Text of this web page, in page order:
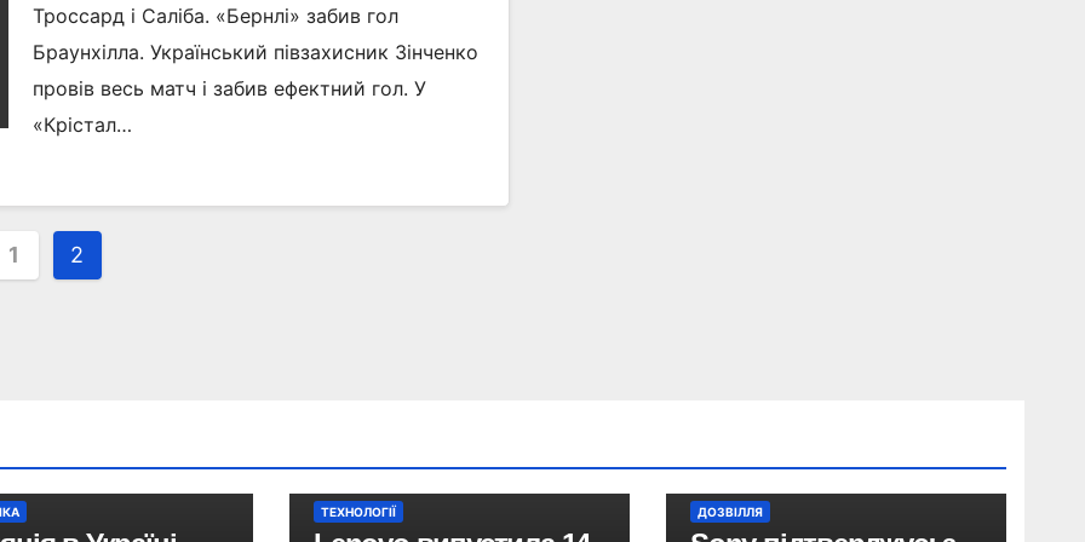
Троссард і Саліба. «Бернлі» забив гол
Браунхілла. Український півзахисник Зінченко
провів весь матч і забив ефектний гол. У
«Крістал…
1 2
ТЕХНОЛОГІЇ ДОЗВІЛЛЯ